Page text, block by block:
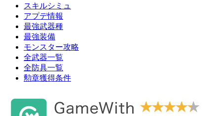
スキルシミュ
アプデ情報
最強武器種
最強装備
モンスター攻略
全武器一覧
全防具一覧
勲章獲得条件